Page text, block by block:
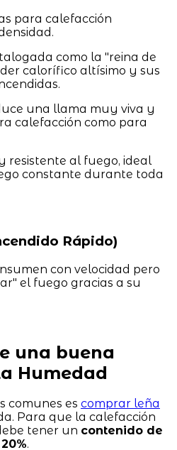
para calefacción
como la "reina de
calorífico altísimo y sus
una llama muy viva y
calefacción como para
resistente al fuego, ideal
constante durante toda
Rápido)
con velocidad pero
el fuego gracias a su
una buena
Humedad
comunes es comprar leña
Para que la calefacción
tener un contenido de
.